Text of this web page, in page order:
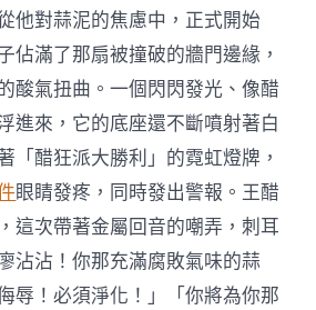
他對蒜泥的焦慮中，正式開始
佔滿了那扇被撞破的牆門邊緣，
酸氣扭曲。一個閃閃發光、像醋
進來，它的底座還不斷噴射著白
「醋狂派大勝利」的霓虹燈牌，
眼睛發疼，同時發出警報。王醋
這次帶著金屬回音的嘲弄，刺耳
沾沾！你那充滿腐敗氣味的蒜
辱！必須淨化！」「你將為你那